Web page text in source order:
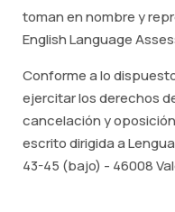
toman en nombre y
English Language
Conforme a lo
ejercitar los derechos
cancelación y
escrito dirigida a
43-45 (bajo) - 46008